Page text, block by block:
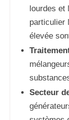
lourdes et
particulier
élevée
Secteur